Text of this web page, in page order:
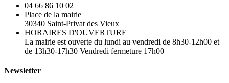
04 66 86 10 02
Place de la mairie
30340 Saint-Privat des Vieux
HORAIRES D'OUVERTURE
La mairie est ouverte du lundi au vendredi de 8h30-12h00 et
de 13h30-17h30 Vendredi fermeture 17h00
Newsletter